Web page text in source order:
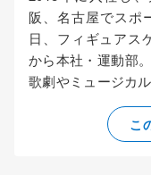
阪、名古屋でスポ
日、フィギュアス
から本社・運動部
歌劇やミュージカ
こ